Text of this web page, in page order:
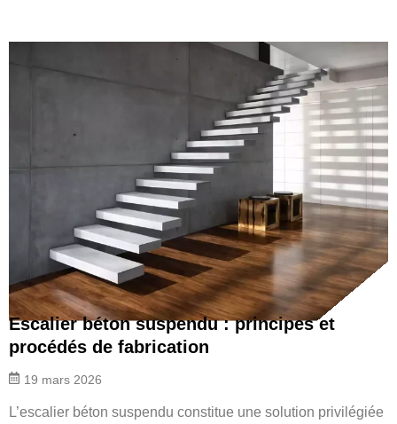
Escalier béton suspendu : principes et
procédés de fabrication
19 mars 2026
L’escalier béton suspendu constitue une solution privilégiée